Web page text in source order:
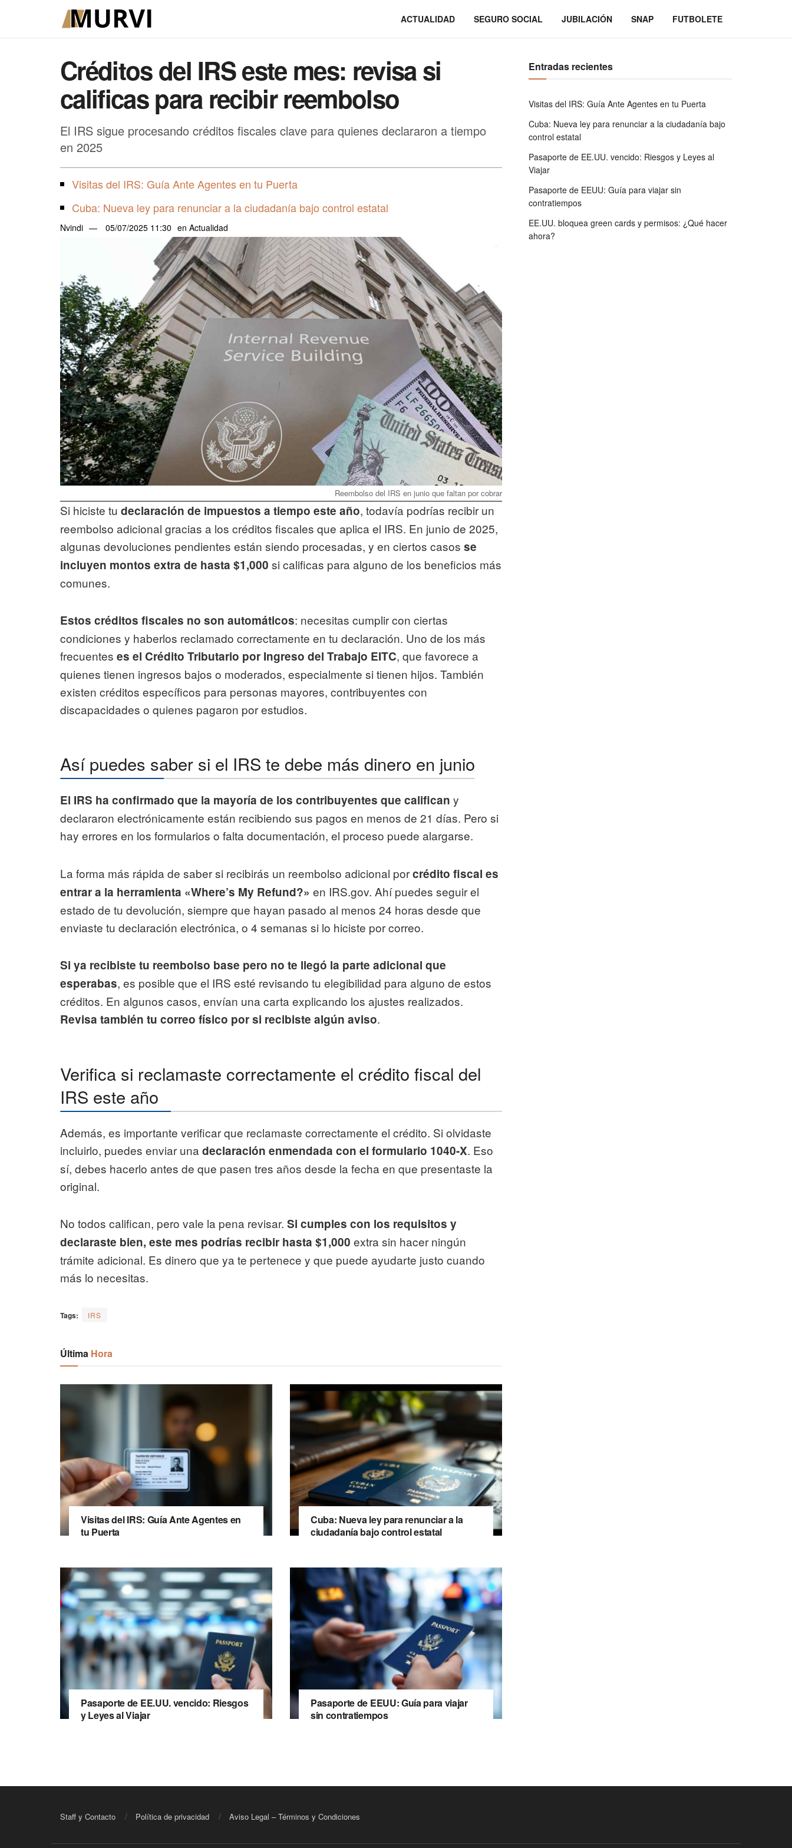
ACTUALIDAD SEGURO SOCIAL JUBILACIÓN SNAP FUTBOLETE
Créditos del IRS este mes: revisa si
calificas para recibir reembolso
El IRS sigue procesando créditos fiscales clave para quienes declararon a tiempo
en 2025
Visitas del IRS: Guía Ante Agentes en tu Puerta
Cuba: Nueva ley para renunciar a la ciudadanía bajo control estatal
Nvindi 05/07/2025 11:30 en Actualidad
Reembolso del IRS en junio que faltan por cobrar
Si hiciste tu declaración de impuestos a tiempo este año, todavía podrías recibir un
reembolso adicional gracias a los créditos fiscales que aplica el IRS. En junio de 2025,
algunas devoluciones pendientes están siendo procesadas, y en ciertos casos se
incluyen montos extra de hasta $1,000 si calificas para alguno de los beneficios más
comunes.
Estos créditos fiscales no son automáticos: necesitas cumplir con ciertas
condiciones y haberlos reclamado correctamente en tu declaración. Uno de los más
frecuentes es el Crédito Tributario por Ingreso del Trabajo EITC, que favorece a
quienes tienen ingresos bajos o moderados, especialmente si tienen hijos. También
existen créditos específicos para personas mayores, contribuyentes con
discapacidades o quienes pagaron por estudios.
Así puedes saber si el IRS te debe más dinero en junio
El IRS ha confirmado que la mayoría de los contribuyentes que califican y
declararon electrónicamente están recibiendo sus pagos en menos de 21 días. Pero si
hay errores en los formularios o falta documentación, el proceso puede alargarse.
La forma más rápida de saber si recibirás un reembolso adicional porcrédito fiscal es
entrar a la herramienta «Where’s My Refund?» en IRS.gov. Ahí puedes seguir el
estado de tu devolución, siempre que hayan pasado al menos 24 horas desde que
enviaste tu declaración electrónica, o 4 semanas si lo hiciste por correo.
Si ya recibiste tu reembolso base pero no te llegó la parte adicional que
esperabas, es posible que el IRS esté revisando tu elegibilidad para alguno de estos
créditos. En algunos casos, envían una carta explicando los ajustes realizados.
Revisa también tu correo físico por si recibiste algún aviso.
Verifica si reclamaste correctamente el crédito fiscal del
IRS este año
Además, es importante verificar que reclamaste correctamente el crédito. Si olvidaste
incluirlo, puedes enviar una declaración enmendada con el formulario 1040-X. Eso
sí, debes hacerlo antes de que pasen tres años desde la fecha en que presentaste la
original.
No todos califican, pero vale la pena revisar. Si cumples con los requisitos y
declaraste bien, este mes podrías recibir hasta $1,000 extra sin hacer ningún
trámite adicional. Es dinero que ya te pertenece y que puede ayudarte justo cuando
más lo necesitas.
Tags: IRS
Última Hora
Visitas del IRS: Guía Ante Agentes en
tu Puerta
Cuba: Nueva ley para renunciar a la
ciudadanía bajo control estatal
Pasaporte de EE.UU. vencido: Riesgos
y Leyes al Viajar
Pasaporte de EEUU: Guía para viajar
sin contratiempos
Entradas recientes
Visitas del IRS: Guía Ante Agentes en tu Puerta
Cuba: Nueva ley para renunciar a la ciudadanía bajo
control estatal
Pasaporte de EE.UU. vencido: Riesgos y Leyes al
Viajar
Pasaporte de EEUU: Guía para viajar sin
contratiempos
EE.UU. bloquea green cards y permisos: ¿Qué hacer
ahora?
Staff y Contacto Política de privacidad Aviso Legal – Términos y Condiciones